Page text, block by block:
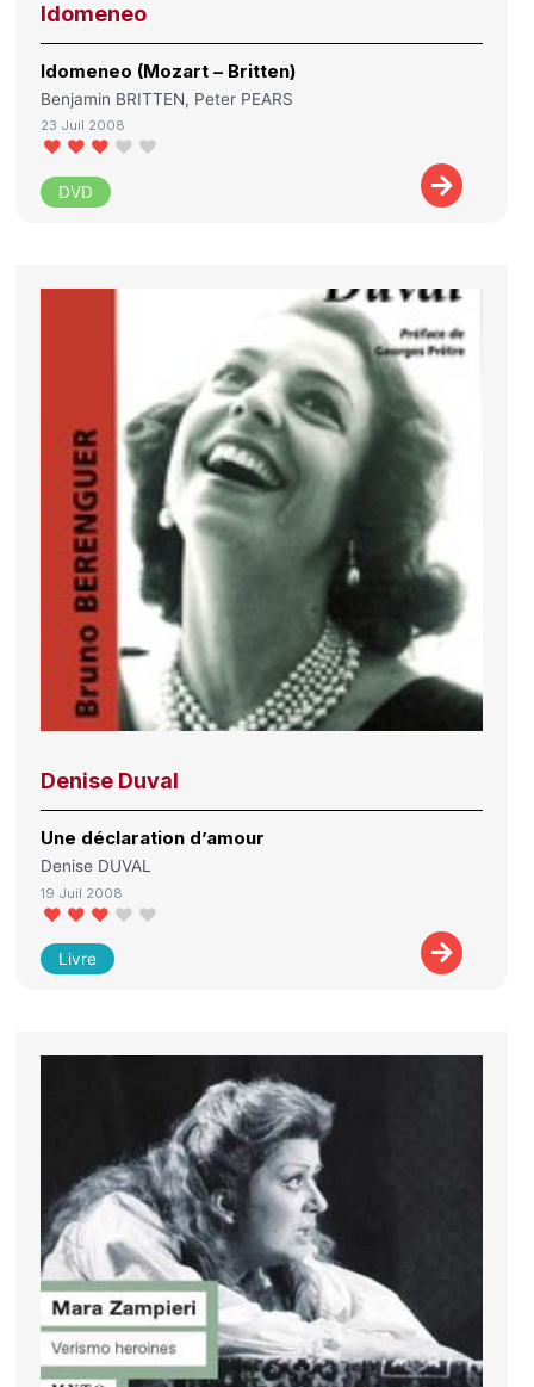
Idomeneo
Idomeneo (Mozart – Britten)
Benjamin BRITTEN, Peter PEARS
23 Juil 2008
DVD
Denise Duval
Une déclaration d’amour
Denise DUVAL
19 Juil 2008
Livre